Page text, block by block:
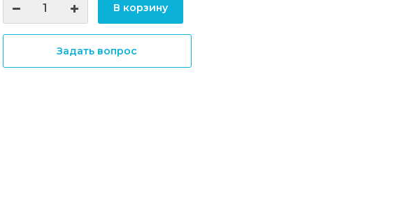
В корзину
Задать вопрос